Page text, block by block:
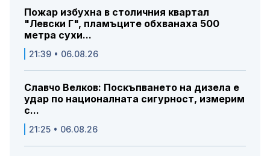
Пожар избухна в столичния квартал
"Левски Г", пламъците обхванаха 500
метра сухи...
21:39 • 06.08.26
Славчо Велков: Поскъпването на дизела е
удар по националната сигурност, измерим
с...
21:25 • 06.08.26